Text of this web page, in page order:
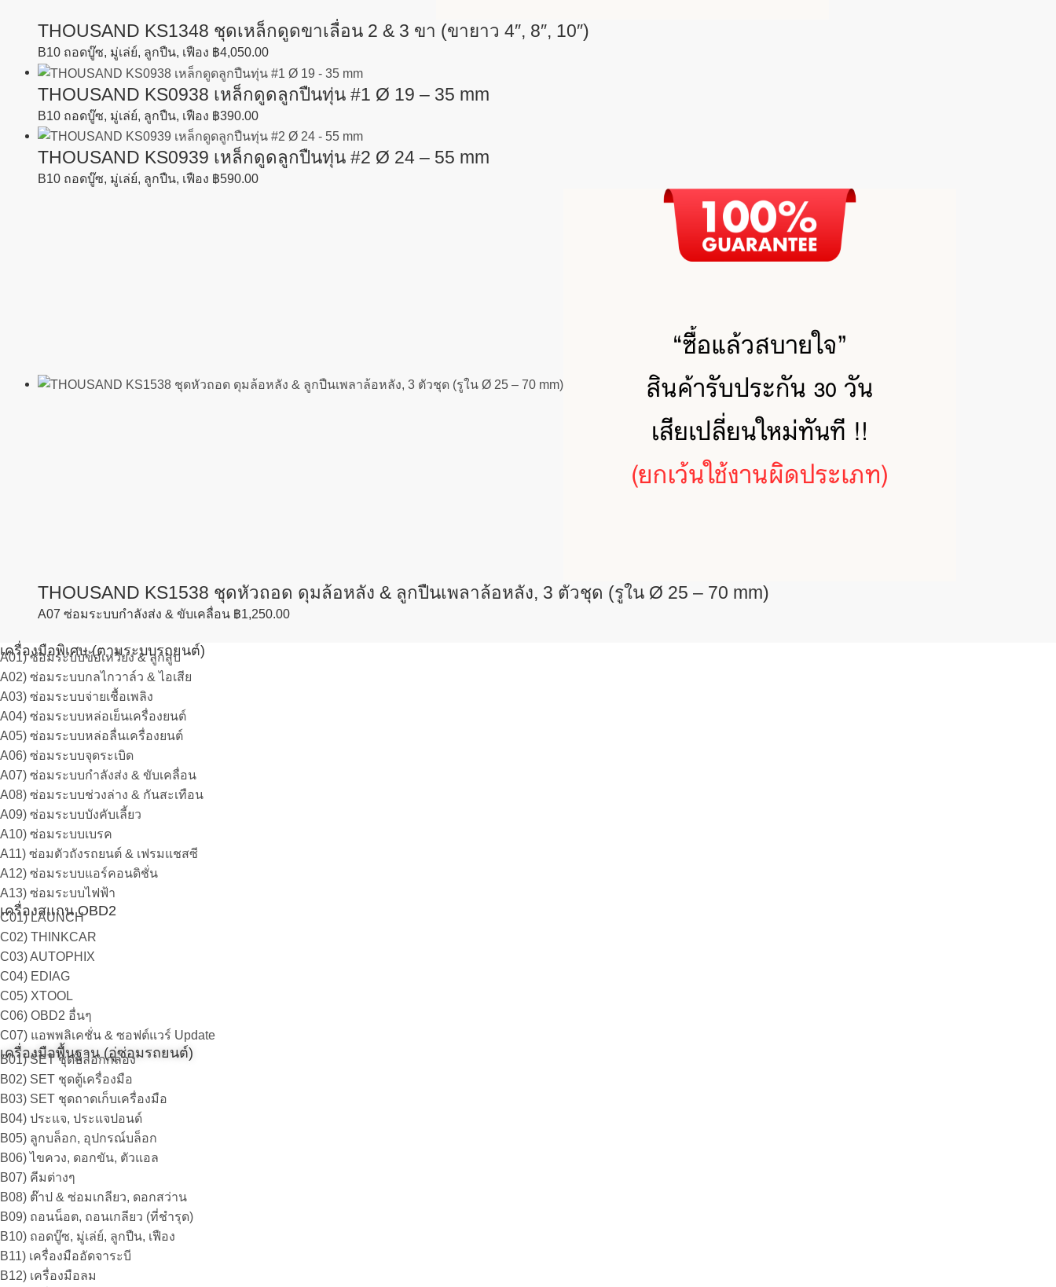
THOUSAND KS1348 ชุดเหล็กดูดขาเลื่อน 2 & 3 ขา (ขายาว 4″, 8″, 10″)
B10 ถอดบู๊ซ, มู่เล่ย์, ลูกปืน, เฟือง ฿4,050.00
THOUSAND KS0938 เหล็กดูดลูกปืนทุ่น #1 Ø 19 – 35 mm
B10 ถอดบู๊ซ, มู่เล่ย์, ลูกปืน, เฟือง ฿390.00
THOUSAND KS0939 เหล็กดูดลูกปืนทุ่น #2 Ø 24 – 55 mm
B10 ถอดบู๊ซ, มู่เล่ย์, ลูกปืน, เฟือง ฿590.00
THOUSAND KS1538 ชุดหัวถอด ดุมล้อหลัง & ลูกปืนเพลาล้อหลัง, 3 ตัวชุด (รูใน Ø 25 – 70 mm)
A07 ซ่อมระบบกำลังส่ง & ขับเคลื่อน ฿1,250.00
เครื่องมือพิเศษ (ตามระบบรถยนต์)
A01) ซ่อมระบบข้อเหวี่ยง & ลูกสูบ
A02) ซ่อมระบบกลไกวาล์ว & ไอเสีย
A03) ซ่อมระบบจ่ายเชื้อเพลิง
A04) ซ่อมระบบหล่อเย็นเครื่องยนต์
A05) ซ่อมระบบหล่อลื่นเครื่องยนต์
A06) ซ่อมระบบจุดระเบิด
A07) ซ่อมระบบกำลังส่ง & ขับเคลื่อน
A08) ซ่อมระบบช่วงล่าง & กันสะเทือน
A09) ซ่อมระบบบังคับเลี้ยว
A10) ซ่อมระบบเบรค
A11) ซ่อมตัวถังรถยนต์ & เฟรมแชสซี
A12) ซ่อมระบบแอร์คอนดิชั่น
A13) ซ่อมระบบไฟฟ้า
เครื่องสแกน OBD2
C01) LAUNCH
C02) THINKCAR
C03) AUTOPHIX
C04) EDIAG
C05) XTOOL
C06) OBD2 อื่นๆ
C07) แอพพลิเคชั่น & ซอฟต์แวร์ Update
เครื่องมือพื้นฐาน (อู่ซ่อมรถยนต์)
B01) SET ชุดบล็อกกล่อง
B02) SET ชุดตู้เครื่องมือ
B03) SET ชุดถาดเก็บเครื่องมือ
B04) ประแจ, ประแจปอนด์
B05) ลูกบล็อก, อุปกรณ์บล็อก
B06) ไขควง, ดอกขัน, ตัวแอล
B07) คีมต่างๆ
B08) ต๊าป & ซ่อมเกลียว, ดอกสว่าน
B09) ถอนน็อต, ถอนเกลียว (ที่ชำรุด)
B10) ถอดบู๊ซ, มู่เล่ย์, ลูกปืน, เฟือง
B11) เครื่องมืออัดจาระบี
B12) เครื่องมือลม